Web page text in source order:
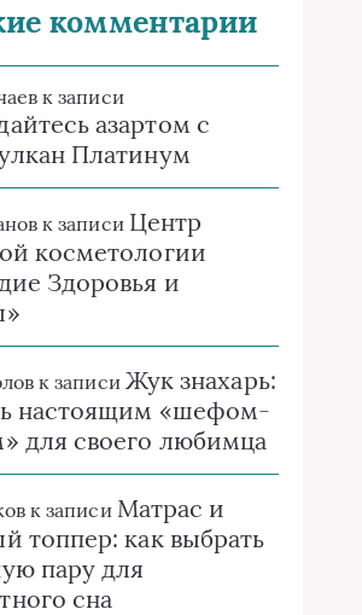
комментарии
к записи
азартом с
Платинум
к записи Центр
косметологии
Здоровья и
к записи Жук знахарь:
настоящим «шефом-
для своего любимца
к записи Матрас и
топпер: как выбрать
пару для
сна